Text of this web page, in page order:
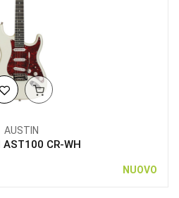
AUSTIN
AST100 CR-WH
NUOVO